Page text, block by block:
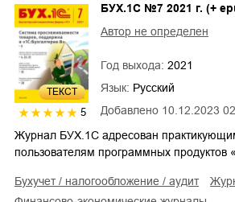
ТЕКСТ
5 Добавлено 10.12.2023
БУХ.1С №7 2021 г. (+
Автор не определен
Год выхода: 2021
Язык: Русский
Журнал БУХ.1С адресован
пользователям программных продуктов
бухучет / налогообложение / аудит